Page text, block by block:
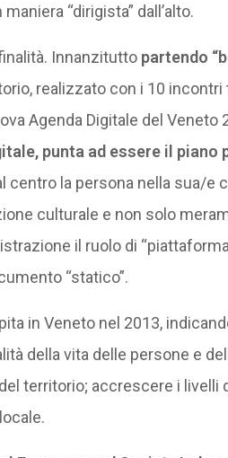
“dirigista” dall’alto.
Innanzitutto partendo
realizzato con i 10 incontri
Agenda Digitale del Veneto
punta ad essere il piano
centro la persona nella sua/e
culturale e non solo
il ruolo di
“statico”.
in Veneto nel 2013,
della vita delle persone e
territorio; accrescere i livelli